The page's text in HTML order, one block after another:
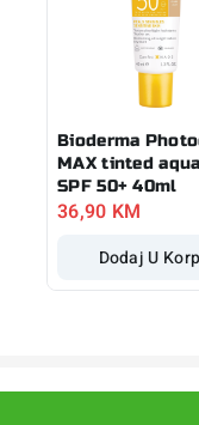
Bioderma
MAX tinted
SPF 50+ 40ml
36,90 KM
Dodaj U